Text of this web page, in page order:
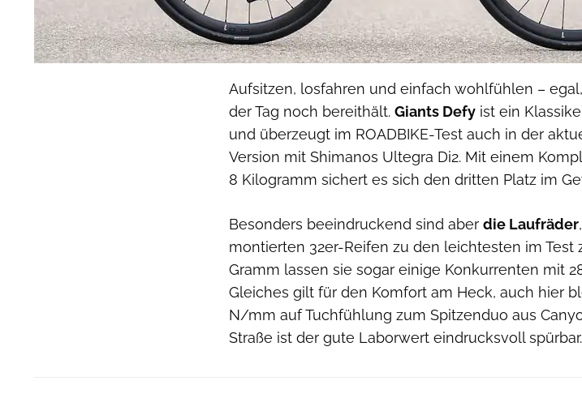
Aufsitzen, losfahren und einfach wohlfühlen –
der Tag noch bereithält. Giants Defy ist ein
und überzeugt im ROADBIKE-Test auch in der
Version mit Shimanos Ultegra Di2. Mit einem
8 Kilogramm sichert es sich den dritten Platz im
Besonders beeindruckend sind aber die Laufräder
montierten 32er-Reifen zu den leichtesten im Test
Gramm lassen sie sogar einige Konkurrenten mit
Gleiches gilt für den Komfort am Heck, auch hier
N/mm auf Tuchfühlung zum Spitzenduo aus
Straße ist der gute Laborwert eindrucksvoll spürbar.